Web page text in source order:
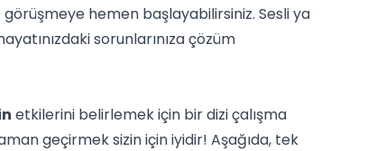
hemen başlayabilirsiniz. Sesli ya
sorunlarınıza çözüm
etkilerini belirlemek için bir dizi çalışma
geçirmek sizin için iyidir! Aşağıda, tek